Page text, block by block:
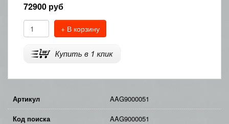
72900 руб
+ В корзину
Артикул AAG9000051
Код поиска AAG9000051